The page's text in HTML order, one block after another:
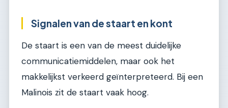
Signalen van de staart en kont
De staart is een van de meest duidelijke
communicatiemiddelen, maar ook het
makkelijkst verkeerd geïnterpreteerd. Bij een
Malinois zit de staart vaak hoog.